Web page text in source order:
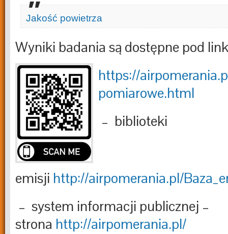
Jakość powietrza
Wyniki badania są dostępne pod
https://
pomiarowe.html
– biblioteki
emisji http://airpomerania.pl/
– system informacji publicznej –
strona http://airpomerania.pl/